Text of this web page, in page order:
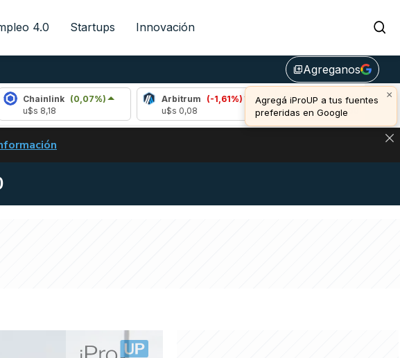
4.0 Startups Innovación
library_addAgreganos
×
Agregá iProUP a tus fuentes
preferidas en Google
(0,07%)
Arbitrum
(-1,61%)
Bitcoin (0,98%)
u$s 64.742,00
EL CARRY TRADE DE BITCOIN Y ESTA SEÑAL DEFINE LOS PRECIOS DE